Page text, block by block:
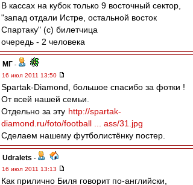
В кассах на кубок только 9 восточный сектор,
"запад отдали Истре, остальной восток
Спартаку" (с) билетчица
очередь - 2 человека
МГ -
16 июл 2011 13:50
Spartak-Diamond, большое спасибо за фотки !
От всей нашей семьи.
Отдельно за эту http://spartak-
diamond.ru/foto/football ... ass/31.jpg
Сделаем нашему футболистёнку постер.
Udralets -
16 июл 2011 13:13
Как прилично Биля говорит по-английски,